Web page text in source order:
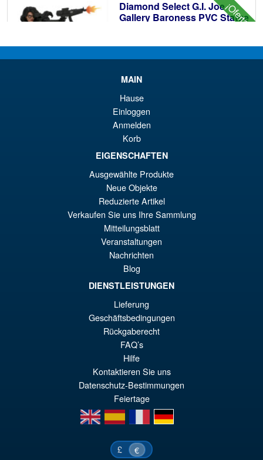
¡Oferta!
Diamond Select G.I. Joe
Gallery Baroness PVC Statue
AÑADIR AL CARRITO
G.I. JOE Bishoujo Baroness
25th Anniversary 1/7 Scale
Statue
AÑADIR AL CARRITO
Kotobukiya NOW BEAST
ARTFX+ STATUE
AÑADIR AL CARRITO
MAIN
Hause
Einloggen
Anmelden
Korb
EIGENSCHAFTEN
Ausgewählte Produkte
Neue Objekte
Reduzierte Artikel
Verkaufen Sie uns Ihre Sammlung
Mitteilungsblatt
Veranstaltungen
Nachrichten
Blog
DIENSTLEISTUNGEN
Lieferung
Geschäftsbedingungen
Rückgaberecht
FAQ’s
Hilfe
Kontaktieren Sie uns
Datenschutz-Bestimmungen
Feiertage
en
es fr de
£ €